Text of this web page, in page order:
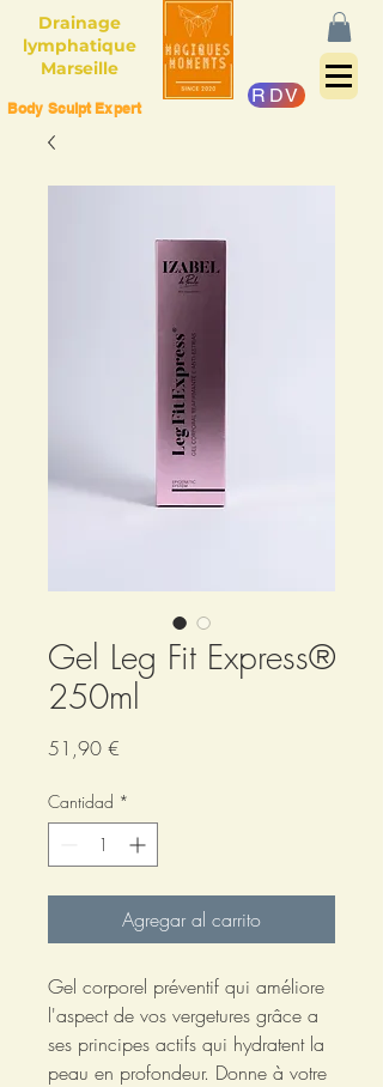
Body Sculpt Expert
Drainage
lymphatique
Marseille
RDV
Gel Leg Fit Express®
250ml
51,90 €
Cantidad *
Agregar al carrito
Gel corporel préventif qui améliore
l'aspect de vos vergetures grâce a
ses principes actifs qui hydratent la
peau en profondeur. Donne à votre